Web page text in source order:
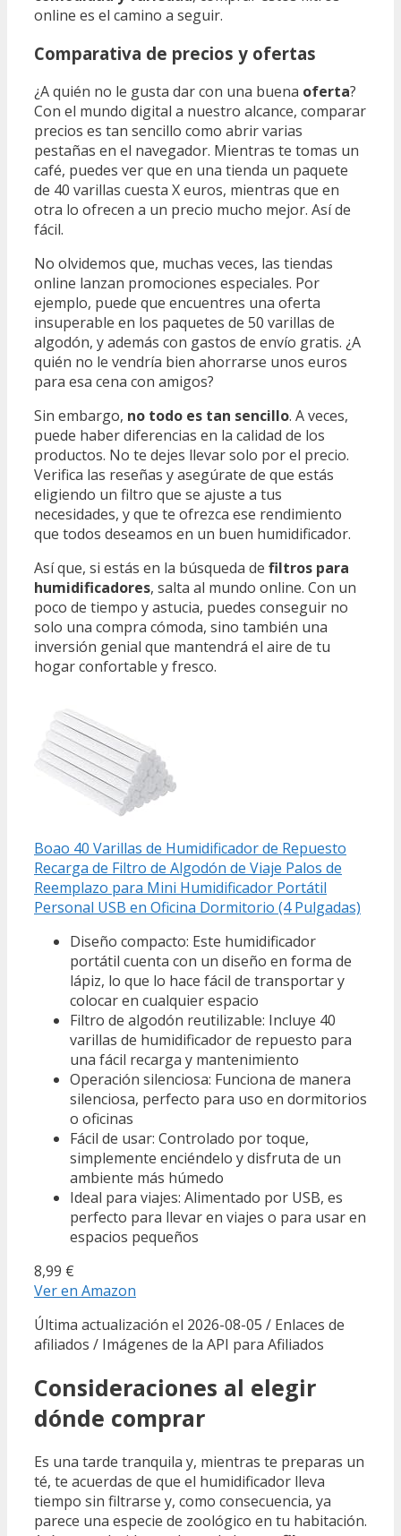
online es el camino a seguir.
Comparativa de precios y ofertas
¿A quién no le gusta dar con una buena oferta?
Con el mundo digital a nuestro alcance, comparar
precios es tan sencillo como abrir varias
pestañas en el navegador. Mientras te tomas un
café, puedes ver que en una tienda un paquete
de 40 varillas cuesta X euros, mientras que en
otra lo ofrecen a un precio mucho mejor. Así de
fácil.
No olvidemos que, muchas veces, las tiendas
online lanzan promociones especiales. Por
ejemplo, puede que encuentres una oferta
insuperable en los paquetes de 50 varillas de
algodón, y además con gastos de envío gratis. ¿A
quién no le vendría bien ahorrarse unos euros
para esa cena con amigos?
Sin embargo, no todo es tan sencillo. A veces,
puede haber diferencias en la calidad de los
productos. No te dejes llevar solo por el precio.
Verifica las reseñas y asegúrate de que estás
eligiendo un filtro que se ajuste a tus
necesidades, y que te ofrezca ese rendimiento
que todos deseamos en un buen humidificador.
Así que, si estás en la búsqueda de filtros para
humidificadores, salta al mundo online. Con un
poco de tiempo y astucia, puedes conseguir no
solo una compra cómoda, sino también una
inversión genial que mantendrá el aire de tu
hogar confortable y fresco.
Boao 40 Varillas de Humidificador de Repuesto
Recarga de Filtro de Algodón de Viaje Palos de
Reemplazo para Mini Humidificador Portátil
Personal USB en Oficina Dormitorio (4 Pulgadas)
Diseño compacto: Este humidificador
portátil cuenta con un diseño en forma de
lápiz, lo que lo hace fácil de transportar y
colocar en cualquier espacio
Filtro de algodón reutilizable: Incluye 40
varillas de humidificador de repuesto para
una fácil recarga y mantenimiento
Operación silenciosa: Funciona de manera
silenciosa, perfecto para uso en dormitorios
o oficinas
Fácil de usar: Controlado por toque,
simplemente enciéndelo y disfruta de un
ambiente más húmedo
Ideal para viajes: Alimentado por USB, es
perfecto para llevar en viajes o para usar en
espacios pequeños
8,99 €
Ver en Amazon
Última actualización el 2026-08-05 / Enlaces de
afiliados / Imágenes de la API para Afiliados
Consideraciones al elegir
dónde comprar
Es una tarde tranquila y, mientras te preparas un
té, te acuerdas de que el humidificador lleva
tiempo sin filtrarse y, como consecuencia, ya
parece una especie de zoológico en tu habitación.